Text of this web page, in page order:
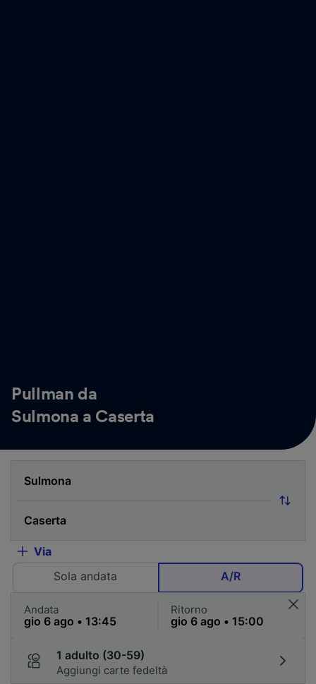
Pullman da
Sulmona a Caserta
Via
Sola andata
A/R
Andata Ritorno
1 adulto (30-59)
Aggiungi carte fedeltà